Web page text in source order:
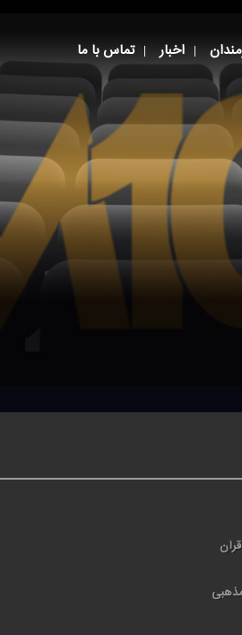
اخبار تماس با ما